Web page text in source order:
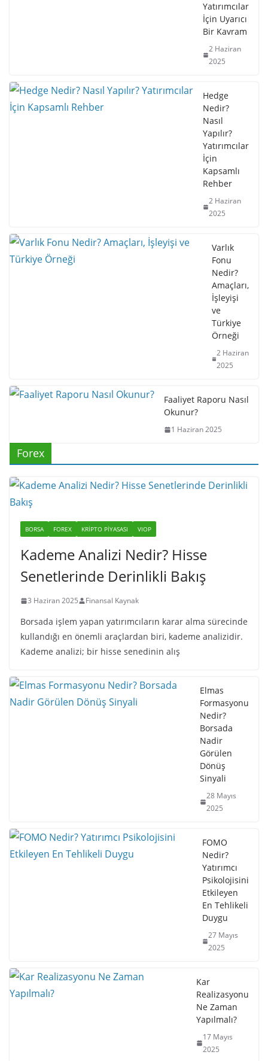
Yatırımcılar
İçin Uyarıcı
Bir Kavram
2 Haziran
2025
Hedge
Nedir?
Nasıl
Yapılır?
Yatırımcılar
İçin
Kapsamlı
Rehber
2 Haziran
2025
Varlık
Fonu
Nedir?
Amaçları,
İşleyişi
ve
Türkiye
Örneği
2 Haziran
2025
Faaliyet Raporu Nasıl
Okunur?
1 Haziran 2025
Forex
BORSA FOREX KRIPTO PIYASASI VIOP
Kademe Analizi Nedir? Hisse
Senetlerinde Derinlikli Bakış
3 Haziran 2025 Finansal Kaynak
Borsada işlem yapan yatırımcıların karar alma sürecinde
kullandığı en önemli araçlardan biri, kademe analizidir.
Kademe analizi; bir hisse senedinin alış
Elmas
Formasyonu
Nedir?
Borsada
Nadir
Görülen
Dönüş
Sinyali
28 Mayıs
2025
FOMO
Nedir?
Yatırımcı
Psikolojisini
Etkileyen
En Tehlikeli
Duygu
27 Mayıs
2025
Kar
Realizasyonu
Ne Zaman
Yapılmalı?
17 Mayıs
2025